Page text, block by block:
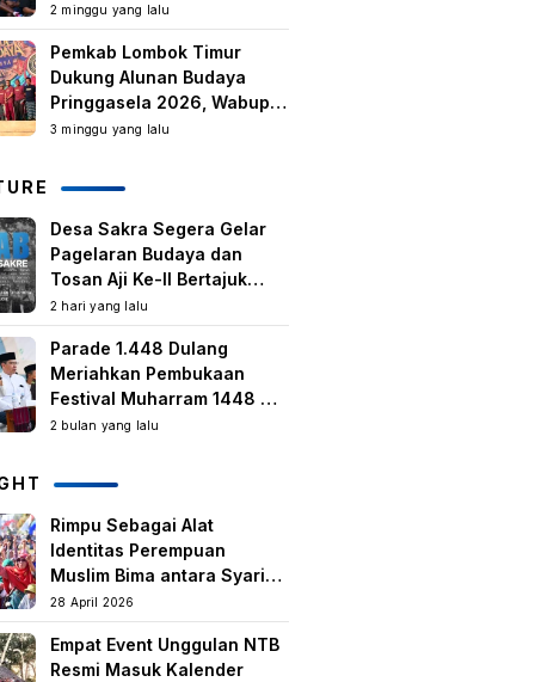
2 minggu yang lalu
Pemkab Lombok Timur
Dukung Alunan Budaya
Pringgasela 2026, Wabup:
Kegiatan Berbasis
3 minggu yang lalu
Desa Sakra Segera Gelar
Pagelaran Budaya dan
Tosan Aji Ke-II Bertajuk
Samuhita Sakre
2 hari yang lalu
Parade 1.448 Dulang
Meriahkan Pembukaan
Festival Muharram 1448 H
di Lombok Timur
2 bulan yang lalu
Rimpu Sebagai Alat
Identitas Perempuan
Muslim Bima antara Syariat,
Tradisi lokal, dan
Manifestasi Nilai-nilai
keislaman
28 April 2026
Empat Event Unggulan NTB
Resmi Masuk Kalender